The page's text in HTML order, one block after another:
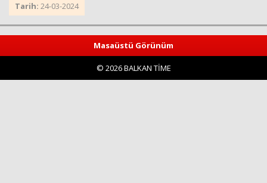
Tarih: 24-03-2024
Masaüstü Görünüm
© 2026 BALKAN TİME